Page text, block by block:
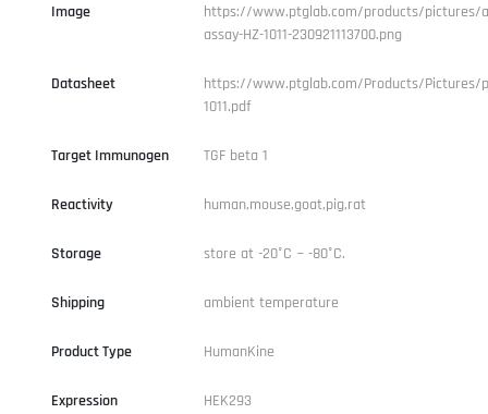
Image
https://www.ptglab.com/products/pictures/
assay-HZ-1011-230921113700.png
Datasheet
https://www.ptglab.com/Products/Pictures/
1011.pdf
Target Immunogen TGF beta 1
Reactivity human,mouse,goat,pig,rat
Storage store at -20°C ~ -80°C.
Shipping ambient temperature
Product Type HumanKine
Expression HEK293